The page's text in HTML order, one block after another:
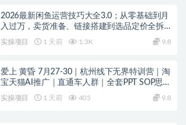
2026最新闲鱼运营技巧大全3.0；从零基础到月
入过万，卖货准备、链接搭建到选品定价全拆
解
实操项目 1 天前 1.3K 9.8
爱上 黄昏 7月27-30｜杭州线下无界特训营｜淘
宝天猫AI推广｜直通车人群｜全套PPT SOP思维
导图资料包
实操项目 1 天前 405 9.8